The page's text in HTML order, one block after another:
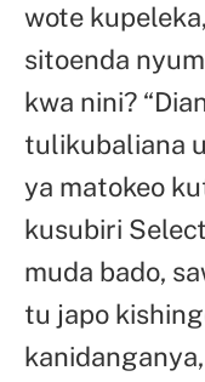
wote
sitoenda
kwa nini?
tulikubaliana
ya matokeo
kusubiri
muda bado,
tu japo